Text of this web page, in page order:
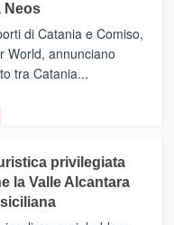
Neos
di Catania e Comiso,
World, annunciano
tra Catania...
privilegiata
la Valle Alcantara